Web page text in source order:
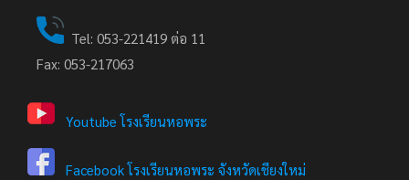
Tel: 053-221419 ต่อ 11
Fax: 053-217063
Youtube โรงเรียนหอพระ
Facebook โรงเรียนหอพระ จังหวัดเชียงใหม่